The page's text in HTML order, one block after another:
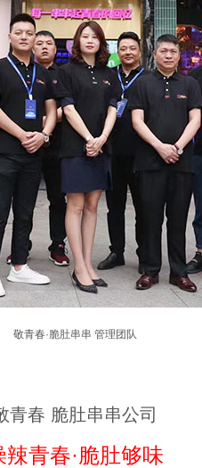
敬青春·脆肚串串 管理团队
青春 脆肚串串公司
辣青春·脆肚够味